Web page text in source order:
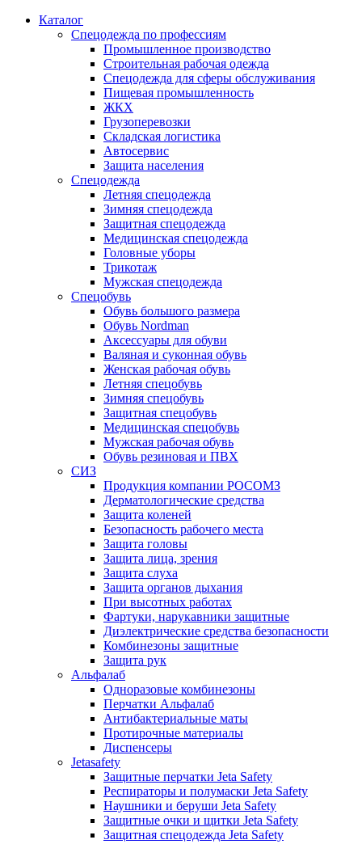
Каталог
Спецодежда по профессиям
Промышленное производство
Строительная рабочая одежда
Спецодежда для сферы обслуживания
Пищевая промышленность
ЖКХ
Грузоперевозки
Складская логистика
Автосервис
Защита населения
Спецодежда
Летняя спецодежда
Зимняя спецодежда
Защитная спецодежда
Медицинская спецодежда
Головные уборы
Трикотаж
Мужская спецодежда
Спецобувь
Обувь большого размера
Обувь Nordman
Аксессуары для обуви
Валяная и суконная обувь
Женская рабочая обувь
Летняя спецобувь
Зимняя спецобувь
Защитная спецобувь
Медицинская спецобувь
Мужская рабочая обувь
Обувь резиновая и ПВХ
СИЗ
Продукция компании РОСОМЗ
Дерматологические средства
Защита коленей
Безопасность рабочего места
Защита головы
Защита лица, зрения
Защита слуха
Защита органов дыхания
При высотных работах
Фартуки, нарукавники защитные
Диэлектрические средства безопасности
Комбинезоны защитные
Защита рук
Альфалаб
Одноразовые комбинезоны
Перчатки Альфалаб
Антибактериальные маты
Протирочные материалы
Диспенсеры
Jetasafety
Защитные перчатки Jeta Safety
Респираторы и полумаски Jeta Safety
Наушники и беруши Jeta Safety
Защитные очки и щитки Jeta Safety
Защитная спецодежда Jeta Safety